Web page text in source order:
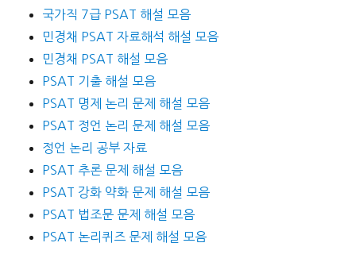
국가직 7급 PSAT 해설 모음
민경채 PSAT 자료해석 해설 모음
민경채 PSAT 해설 모음
PSAT 기출 해설 모음
PSAT 명제 논리 문제 해설 모음
PSAT 정언 논리 문제 해설 모음
정언 논리 공부 자료
PSAT 추론 문제 해설 모음
PSAT 강화 약화 문제 해설 모음
PSAT 법조문 문제 해설 모음
PSAT 논리퀴즈 문제 해설 모음